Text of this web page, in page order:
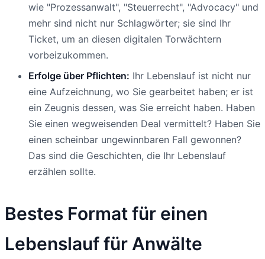
wie "Prozessanwalt", "Steuerrecht", "Advocacy" und
mehr sind nicht nur Schlagwörter; sie sind Ihr
Ticket, um an diesen digitalen Torwächtern
vorbeizukommen.
Erfolge über Pflichten: Ihr Lebenslauf ist nicht nur
eine Aufzeichnung, wo Sie gearbeitet haben; er ist
ein Zeugnis dessen, was Sie erreicht haben. Haben
Sie einen wegweisenden Deal vermittelt? Haben Sie
einen scheinbar ungewinnbaren Fall gewonnen?
Das sind die Geschichten, die Ihr Lebenslauf
erzählen sollte.
Bestes Format für einen
Lebenslauf für Anwälte